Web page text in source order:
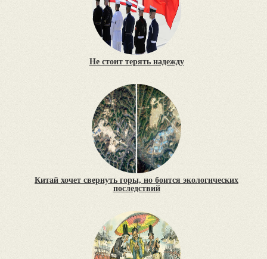
Не стоит терять надежду
Китай хочет свернуть горы, но боится экологических
последствий